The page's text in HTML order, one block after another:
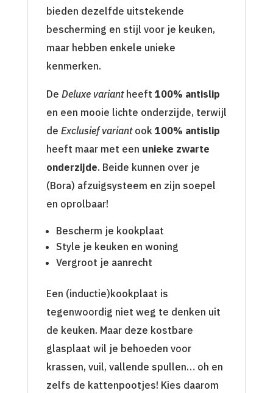
bieden dezelfde uitstekende
bescherming en stijl voor je keuken,
maar hebben enkele unieke
kenmerken.
De Deluxe variantheeft 100% antislip
en een mooie lichte onderzijde, terwijl
de Exclusief variantook 100% antislip
heeft maar met een unieke zwarte
onderzijde. Beide kunnen over je
(Bora) afzuigsysteem en zijn soepel
en oprolbaar!
Bescherm je kookplaat
Style je keuken en woning
Vergroot je aanrecht
Een (inductie)kookplaat is
tegenwoordig niet weg te denken uit
de keuken. Maar deze kostbare
glasplaat wil je behoeden voor
krassen, vuil, vallende spullen… oh en
zelfs de kattenpootjes! Kies daarom